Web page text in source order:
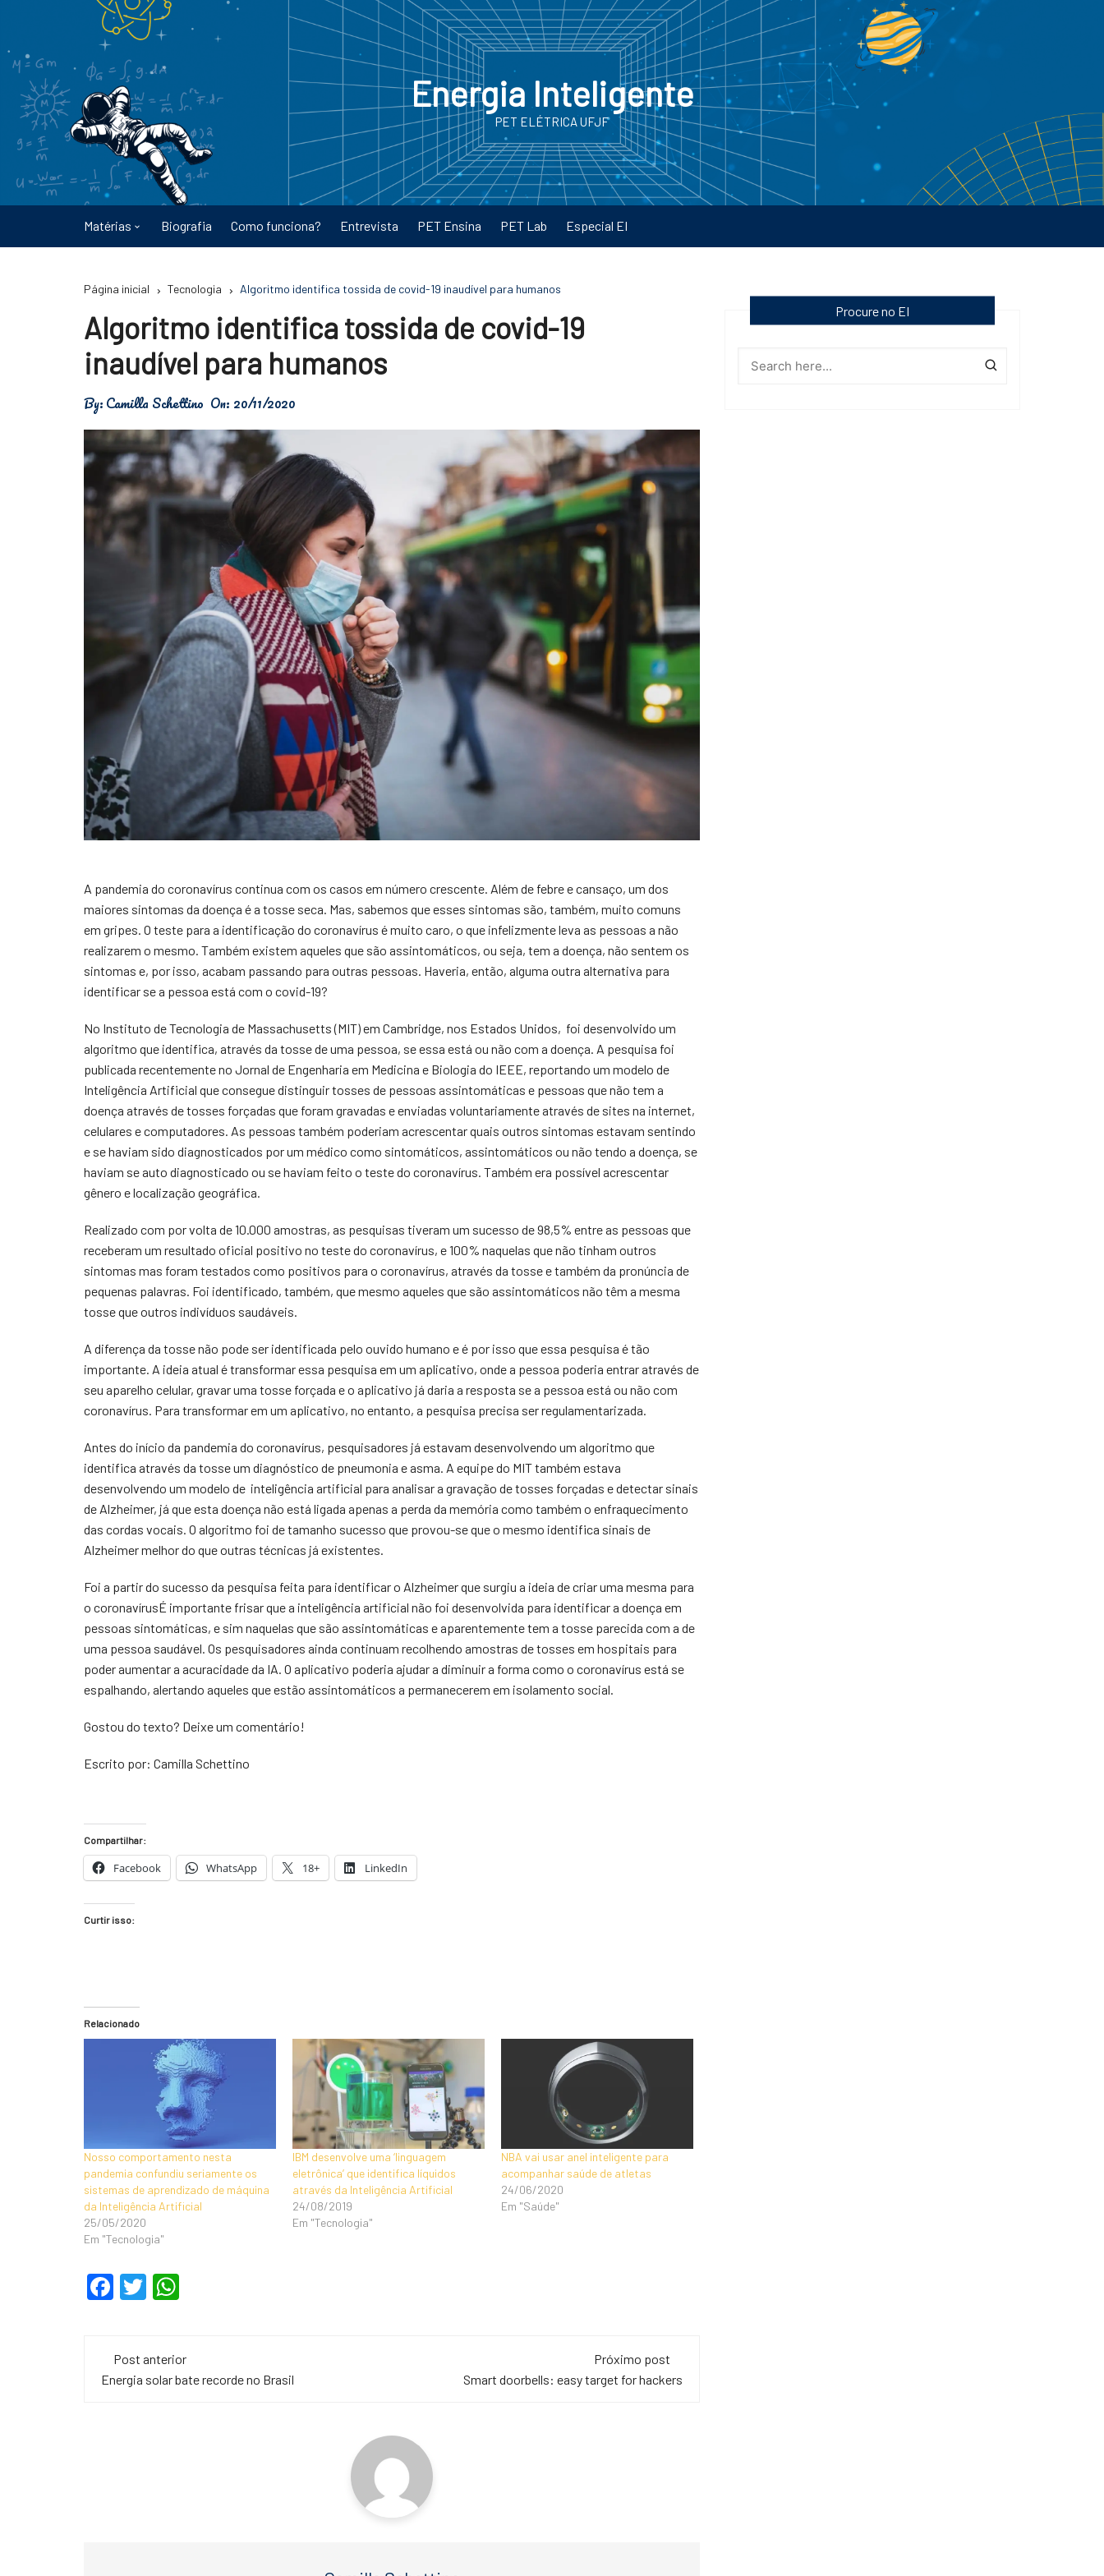
conteúdo
Energia Inteligente
PET ELÉTRICA UFJF
Matérias
Energia
Física
Meio Ambiente
Saúde
Tecnologia
Biografia Como funciona? Entrevista PET Ensina PET Lab Especial EI
Página inicial Tecnologia Algoritmo identifica tossida de covid-19 inaudível para humanos
Algoritmo identifica tossida de covid-19
inaudível para humanos
By:Camilla Schettino On: 20/11/2020
A pandemia do coronavírus continua com os casos em número crescente. Além de febre e cansaço, um dos
maiores sintomas da doença é a tosse seca. Mas, sabemos que esses sintomas são, também, muito comuns
em gripes. O teste para a identificação do coronavírus é muito caro, o que infelizmente leva as pessoas a não
realizarem o mesmo. Também existem aqueles que são assintomáticos, ou seja, tem a doença, não sentem os
sintomas e, por isso, acabam passando para outras pessoas. Haveria, então, alguma outra alternativa para
identificar se a pessoa está com o covid-19?
No Instituto de Tecnologia de Massachusetts (MIT) em Cambridge, nos Estados Unidos, foi desenvolvido um
algoritmo que identifica, através da tosse de uma pessoa, se essa está ou não com a doença. A pesquisa foi
publicada recentemente no Jornal de Engenharia em Medicina e Biologia do IEEE, reportando um modelo de
Inteligência Artificial que consegue distinguir tosses de pessoas assintomáticas e pessoas que não tem a
doença através de tosses forçadas que foram gravadas e enviadas voluntariamente através de sites na internet,
celulares e computadores. As pessoas também poderiam acrescentar quais outros sintomas estavam sentindo
e se haviam sido diagnosticados por um médico como sintomáticos, assintomáticos ou não tendo a doença, se
haviam se auto diagnosticado ou se haviam feito o teste do coronavírus. Também era possível acrescentar
gênero e localização geográfica.
Realizado com por volta de 10.000 amostras, as pesquisas tiveram um sucesso de 98,5% entre as pessoas que
receberam um resultado oficial positivo no teste do coronavírus, e 100% naquelas que não tinham outros
sintomas mas foram testados como positivos para o coronavírus, através da tosse e também da pronúncia de
pequenas palavras. Foi identificado, também, que mesmo aqueles que são assintomáticos não têm a mesma
tosse que outros indivíduos saudáveis.
A diferença da tosse não pode ser identificada pelo ouvido humano e é por isso que essa pesquisa é tão
importante. A ideia atual é transformar essa pesquisa em um aplicativo, onde a pessoa poderia entrar através de
seu aparelho celular, gravar uma tosse forçada e o aplicativo já daria a resposta se a pessoa está ou não com
coronavírus. Para transformar em um aplicativo, no entanto, a pesquisa precisa ser regulamentarizada.
Antes do início da pandemia do coronavírus, pesquisadores já estavam desenvolvendo um algoritmo que
identifica através da tosse um diagnóstico de pneumonia e asma. A equipe do MIT também estava
desenvolvendo um modelo de inteligência artificial para analisar a gravação de tosses forçadas e detectar sinais
de Alzheimer, já que esta doença não está ligada apenas a perda da memória como também o enfraquecimento
das cordas vocais. O algoritmo foi de tamanho sucesso que provou-se que o mesmo identifica sinais de
Alzheimer melhor do que outras técnicas já existentes.
Foi a partir do sucesso da pesquisa feita para identificar o Alzheimer que surgiu a ideia de criar uma mesma para
o coronavírusÉ importante frisar que a inteligência artificial não foi desenvolvida para identificar a doença em
pessoas sintomáticas, e sim naquelas que são assintomáticas e aparentemente tem a tosse parecida com a de
uma pessoa saudável. Os pesquisadores ainda continuam recolhendo amostras de tosses em hospitais para
poder aumentar a acuracidade da IA. O aplicativo poderia ajudar a diminuir a forma como o coronavírus está se
espalhando, alertando aqueles que estão assintomáticos a permanecerem em isolamento social.
Gostou do texto? Deixe um comentário!
Escrito por: Camilla Schettino
Compartilhar:
Facebook WhatsApp 18+ LinkedIn
Curtir isso:
Relacionado
Nosso comportamento nesta
pandemia confundiu seriamente os
sistemas de aprendizado de máquina
da Inteligência Artificial
25/05/2020
Em "Tecnologia"
IBM desenvolve uma ‘linguagem
eletrônica’ que identifica líquidos
através da Inteligência Artificial
24/08/2019
Em "Tecnologia"
NBA vai usar anel inteligente para
acompanhar saúde de atletas
24/06/2020
Em "Saúde"
F
e
b
T
er s
A
Navegação
de
Post anterior
Energia solar bate recorde no Brasil
Próximo post
Smart doorbells: easy target for hackers
Procure no EI